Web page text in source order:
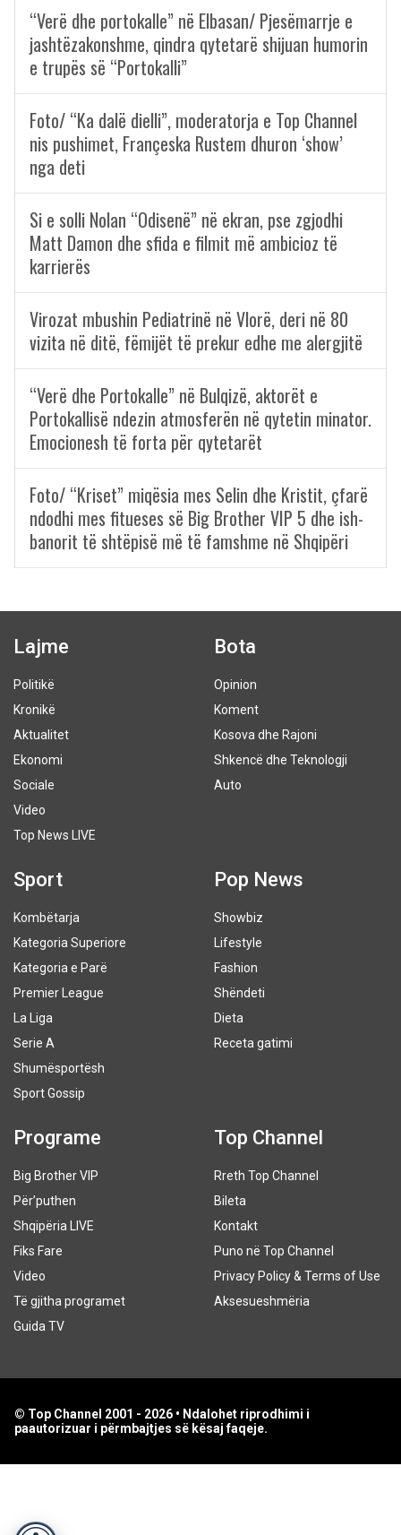
“Verë dhe portokalle” në Elbasan/ Pjesëmarrje e
jashtëzakonshme, qindra qytetarë shijuan humorin
e trupës së “Portokalli”
Foto/ “Ka dalë dielli”, moderatorja e Top Channel
nis pushimet, Françeska Rustem dhuron ‘show’
nga deti
Si e solli Nolan “Odisenë” në ekran, pse zgjodhi
Matt Damon dhe sfida e filmit më ambicioz të
karrierës
Virozat mbushin Pediatrinë në Vlorë, deri në 80
vizita në ditë, fëmijët të prekur edhe me alergjitë
“Verë dhe Portokalle” në Bulqizë, aktorët e
Portokallisë ndezin atmosferën në qytetin minator.
Emocionesh të forta për qytetarët
Foto/ “Kriset” miqësia mes Selin dhe Kristit, çfarë
ndodhi mes fitueses së Big Brother VIP 5 dhe ish-
banorit të shtëpisë më të famshme në Shqipëri
Lajme
Politikë
Kronikë
Aktualitet
Ekonomi
Sociale
Video
Top News LIVE
Bota
Opinion
Koment
Kosova dhe Rajoni
Shkencë dhe Teknologji
Auto
Sport
Kombëtarja
Kategoria Superiore
Kategoria e Parë
Premier League
La Liga
Serie A
Shumësportësh
Sport Gossip
Pop News
Showbiz
Lifestyle
Fashion
Shëndeti
Dieta
Receta gatimi
Programe
Big Brother VIP
Për’puthen
Shqipëria LIVE
Fiks Fare
Video
Të gjitha programet
Guida TV
Top Channel
Rreth Top Channel
Bileta
Kontakt
Puno në Top Channel
Privacy Policy & Terms of Use
Aksesueshmëria
© Top Channel 2001 - 2026 • Ndalohet riprodhimi i
paautorizuar i përmbajtjes së kësaj faqeje.